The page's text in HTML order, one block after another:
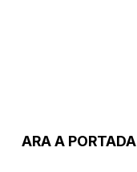
ARA A PORTADA